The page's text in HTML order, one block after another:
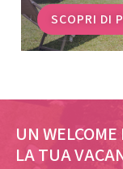
SCOPRI DI
UN
LA TUA